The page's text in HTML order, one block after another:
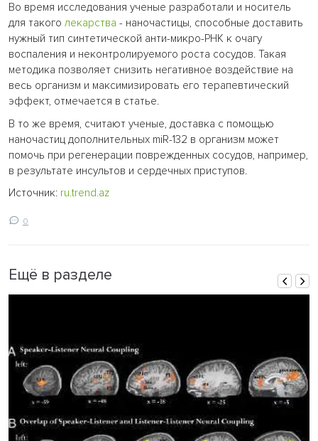
Во время исследования ученые разработали и носитель
для такого лекарства - наночастицы, способные доставить
нужный тип синтетической анти-микро-РНК к очагу
воспаления и неконтролируемого роста сосудов. Такая
методика позволяет снизить негативное воздействие на
весь организм и максимизировать его терапевтический
эффект, отмечается в статье.
В то же время, считают ученые, доставка с помощью
наночастиц дополнительных miR-132 в организм может
помочь при регенерации поврежденных сосудов, например,
в результате инсультов и сердечных приступов.
Источник: ru.trend.az
0
Ещё в разделе